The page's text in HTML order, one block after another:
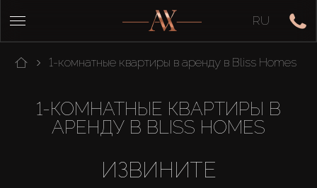
RU
1-комнатные квартиры в аренду в Bliss Homes
1-КОМНАТНЫЕ КВАРТИРЫ В
АРЕНДУ В BLISS HOMES
ИЗВИНИТЕ